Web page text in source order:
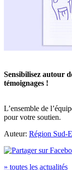
Sensibilisez autour
témoignages !
L’ensemble de
pour votre soutien.
Auteur: Région Sud-
» toutes les actualités